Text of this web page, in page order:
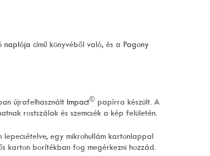
naplója című könyvéből való, és a Pagony
újrafelhasznált Impact© papírra készült. A
rostszálak és szemcsék a kép felületén.
egy mikrohullám kartonlappal
karton borítékban fog megérkezni hozzád.